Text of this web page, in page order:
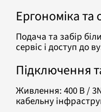
Ергономіка та
Подача та забір
сервіс і доступ до
Підключення
Живлення: 400 В /
кабельну